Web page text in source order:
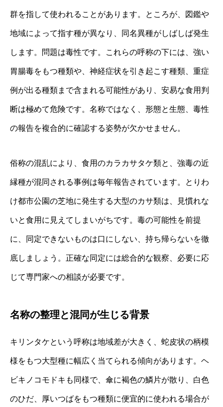
群を指して使われることがあります。ところが、図鑑や
地域によって指す種が異なり、同名異種がしばしば発生
します。問題は毒性です。これらの呼称の下には、強い
胃腸毒をもつ種類や、神経症状を引き起こす種類、重症
例が出る種類まで含まれる可能性があり、安易な食用判
断は極めて危険です。名称ではなく、形態と生態、毒性
の報告を複合的に確認する姿勢が欠かせません。
俗称の混乱により、食用のカラカサタケ類と、強毒の近
縁種が混同される事例は毎年報告されています。とりわ
け都市公園の芝地に発生する大型のカサ類は、見慣れな
いと食用に見えてしまいがちです。毒の可能性を前提
に、同定できないものは口にしない、持ち帰らないを徹
底しましょう。正確な同定には総合的な観察、必要に応
じて専門家への相談が必要です。
名称の整理と混同が生じる背景
キリンタケという呼称は地域差が大きく、蛇皮状の柄模
様をもつ大型種に幅広く当てられる傾向があります。ヘ
ビキノコモドキも同様で、傘に褐色の鱗片が散り、白色
のひだ、厚いつばをもつ種類に便宜的に使われる場合が